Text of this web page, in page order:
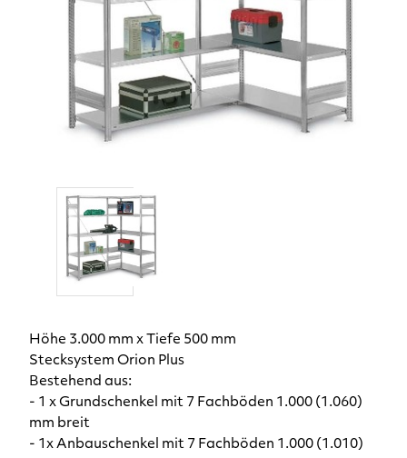
Höhe 3.000 mm x Tiefe 500 mm
Stecksystem Orion Plus
Bestehend aus:
- 1 x Grundschenkel mit 7 Fachböden 1.000 (1.060)
mm breit
- 1x Anbauschenkel mit 7 Fachböden 1.000 (1.010)